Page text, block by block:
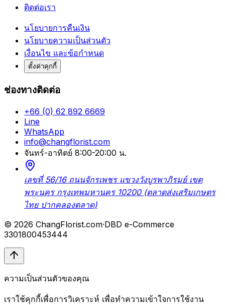
ติดต่อเรา
นโยบายการคืนเงิน
นโยบายความเป็นส่วนตัว
เงื่อนไข และข้อกำหนด
ตั้งค่าคุกกี้
ช่องทางติดต่อ
+66 (0) 62 892 6669
Line
WhatsApp
info@changflorist.com
จันทร์-อาทิตย์ 8:00-20:00 น.
เลขที่ 56/16 ถนนจักรเพชร แขวงวังบูรพาภิรมย์ เขต
พระนคร กรุงเทพมหานคร 10200 (ตลาดส่งเสริมเกษตร
ไทย ปากคลองตลาด)
© 2026 ChangFlorist.com·DBD e-Commerce
3301800453444
ความเป็นส่วนตัวของคุณ
เราใช้คุกกี้เพื่อการวิเคราะห์ เพื่อทำความเข้าใจการใช้งาน